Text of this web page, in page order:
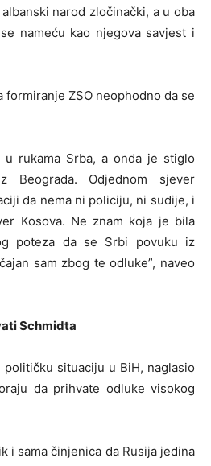
narod zločinački, a u oba
nameću kao njegova savjest i
formiranje ZSO neophodno da se
rukama Srba, a onda je stiglo
Beograda. Odjednom sjever
da nema ni policiju, ni sudije, i
Kosova. Ne znam koja je bila
poteza da se Srbi povuku iz
sam zbog te odluke”, naveo
Schmidta
situaciju u BiH, naglasio
da prihvate odluke visokog
i sama činjenica da Rusija jedina